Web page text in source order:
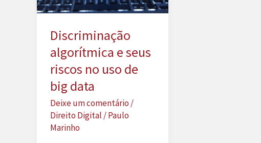
Discriminação
algorítmica e seus
riscos no uso de
big data
Deixe um comentário /
Direito Digital /Paulo
Marinho